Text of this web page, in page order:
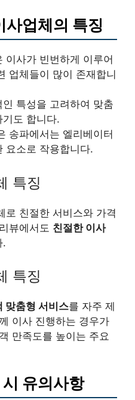
사업체의 특징
이사가 빈번하게 이루어
업체들이 많이 존재합니
특성을 고려하여 맞춤
도 합니다.
송파에서는 엘리베이터
요소로 작용합니다.
특징
로 친절한 서비스와 가격
뷰에서도 친절한 이사
.
특징
맞춤형 서비스를 자주 제
이사 진행하는 경우가
만족도를 높이는 주요
유의사항